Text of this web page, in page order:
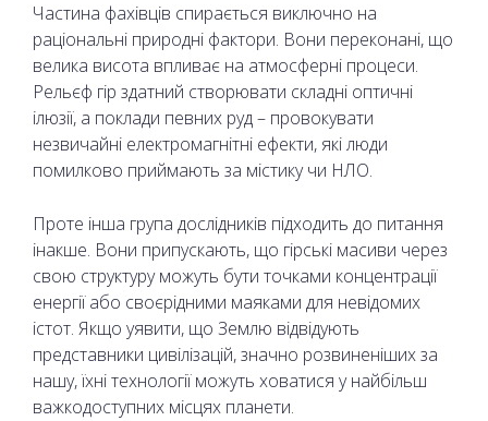
Частина фахівців спирається виключно на
раціональні природні фактори. Вони переконані, що
велика висота впливає на атмосферні процеси.
Рельєф гір здатний створювати складні оптичні
ілюзії, а поклади певних руд – провокувати
незвичайні електромагнітні ефекти, які люди
помилково приймають за містику чи НЛО.
Проте інша група дослідників підходить до питання
інакше. Вони припускають, що гірські масиви через
свою структуру можуть бути точками концентрації
енергії або своєрідними маяками для невідомих
істот. Якщо уявити, що Землю відвідують
представники цивілізацій, значно розвиненіших за
нашу, їхні технології можуть ховатися у найбільш
важкодоступних місцях планети.